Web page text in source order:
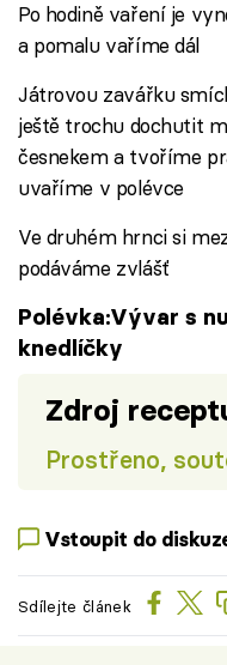
Po hodině vaření je
a pomalu vaříme dál
Játrovou zavářku
ještě trochu dochutit
česnekem a tvoříme
uvaříme v polévce
Ve druhém hrnci si
podáváme zvlášť
Polévka:Vývar s
knedlíčky
Zdroj
Prostřeno,
Vstoupit do
Sdílejte článek